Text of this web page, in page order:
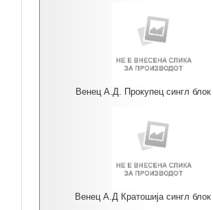
Венец А.Д. Прокупец сингл блок
Венец А.Д Кратошија сингл блок